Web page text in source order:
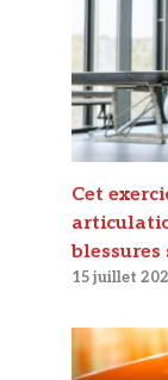
Cet
blessures
15 juillet